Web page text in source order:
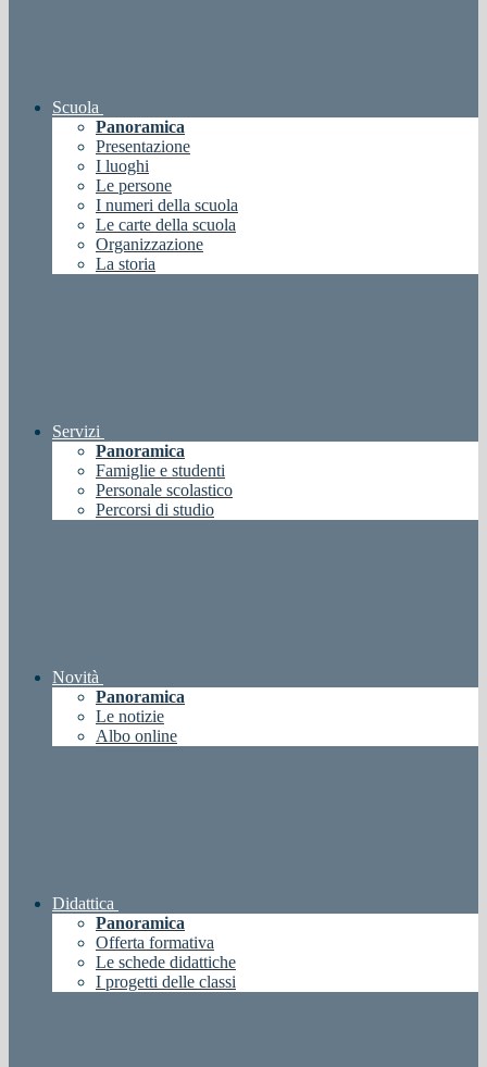
Scuola
Panoramica
Presentazione
I luoghi
Le persone
I numeri della scuola
Le carte della scuola
Organizzazione
La storia
Servizi
Panoramica
Famiglie e studenti
Personale scolastico
Percorsi di studio
Novità
Panoramica
Le notizie
Albo online
Didattica
Panoramica
Offerta formativa
Le schede didattiche
I progetti delle classi